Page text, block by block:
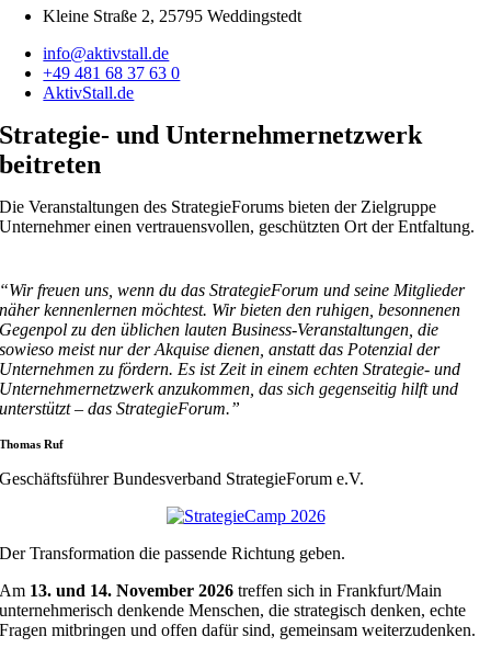
Kleine Straße 2, 25795 Weddingstedt
info@aktivstall.de
+49 481 68 37 63 0
AktivStall.de
Strategie- und Unternehmer­netzwerk
beitreten
Die Veranstaltungen des StrategieForums bieten der Zielgruppe
Unternehmer einen vertrauensvollen, geschützten Ort der Entfaltung.
“Wir freuen uns, wenn du das StrategieForum und seine Mitglieder
näher kennenlernen möchtest. Wir bieten den ruhigen, besonnenen
Gegenpol zu den üblichen lauten Business-Veranstaltungen, die
sowieso meist nur der Akquise dienen, anstatt das Potenzial der
Unternehmen zu fördern. Es ist Zeit in einem echten Strategie- und
Unternehmernetzwerk anzukommen, das sich gegenseitig hilft und
unterstützt – das StrategieForum.”
Thomas Ruf
Geschäftsführer Bundesverband StrategieForum e.V.
Der Transformation die passende Richtung geben.
Am 13. und 14. November 2026 treffen sich in Frankfurt/Main
unternehmerisch denkende Menschen, die strategisch denken, echte
Fragen mitbringen und offen dafür sind, gemeinsam weiterzudenken.